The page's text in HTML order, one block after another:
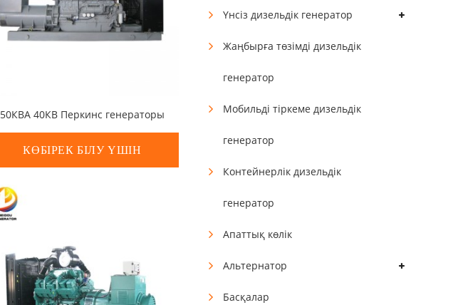
Үнсіз дизельдік генератор
Жаңбырға төзімді дизельдік
генератор
Мобильді тіркеме дизельдік
генератор
Контейнерлік дизельдік
генератор
Апаттық көлік
Альтернатор
Басқалар
50КВА 40КВ Перкинс генераторы
КӨБІРЕК БІЛУ ҮШІН